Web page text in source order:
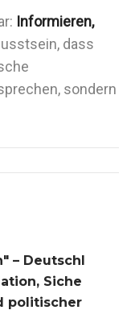
Informieren,
dass
sondern
– Deutschl
Siche
politischer